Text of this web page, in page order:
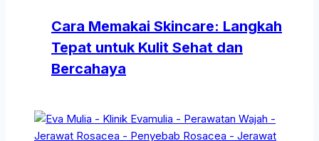
Cara Memakai Skincare: Langkah
Tepat untuk Kulit Sehat dan
Bercahaya